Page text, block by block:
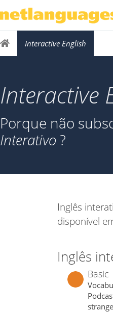
Interactive English
Interactive
Porque não
Interativo ?
Inglês
disponível
Inglês
Basic